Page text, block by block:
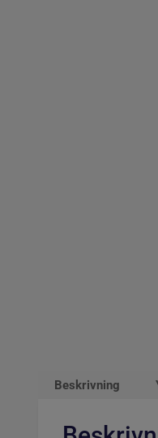
Beskrivning